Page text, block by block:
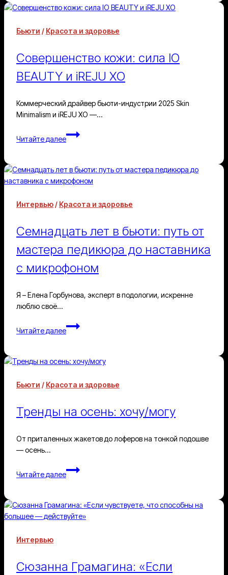
уход,
женщине
естественную
силу
и
Бьюти / Красота и здоровье
Совершенство кожи: сила IO
BEAUTY и iREJU XO
Коммерческий драйвер бьюти-индустрии 2025 Skin
Minimalism и iREJU XO —…
Читайте далее
Совершенство
кожи:
IO
BEAUTY
Интервью/ Красота и здоровье
Семнадцать лет в бьюти: путь от
мастера педикюра до наставника
с микрофоном
Я – Елена Горбунова, эксперт в подологии, искренне
люблю своё…
Читайте далее
Семнадцать
лет
бьюти:
мастера
до
с
Бьюти / Красота и здоровье
Тренды на осень: хочу/могу
От приталенных жакетов до лоферов на тонкой подошве
— осень…
Читайте далее
Тренды
на
хочу/
могу
Интервью
Сюзанна Грамагина: «Если